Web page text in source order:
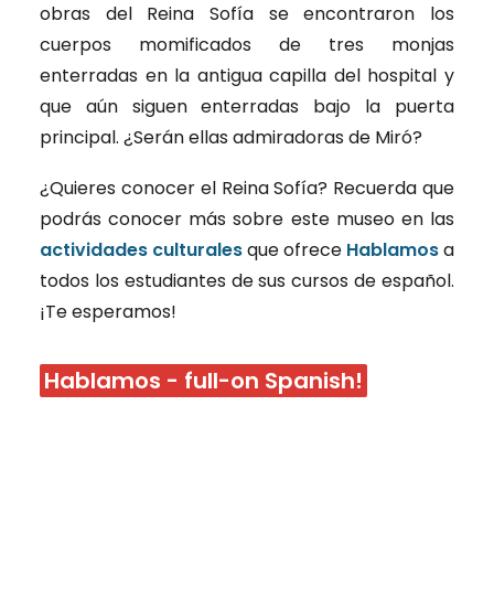
obras del Reina Sofía se encontraron los
cuerpos momificados de tres monjas
enterradas en la antigua capilla del hospital y
que aún siguen enterradas bajo la puerta
principal. ¿Serán ellas admiradoras de Miró?
¿Quieres conocer el Reina Sofía? Recuerda que
podrás conocer más sobre este museo en las
actividades culturalesque ofrece Hablamosa
todos los estudiantes de sus cursos de español.
¡Te esperamos!
Hablamos - full-on Spanish!